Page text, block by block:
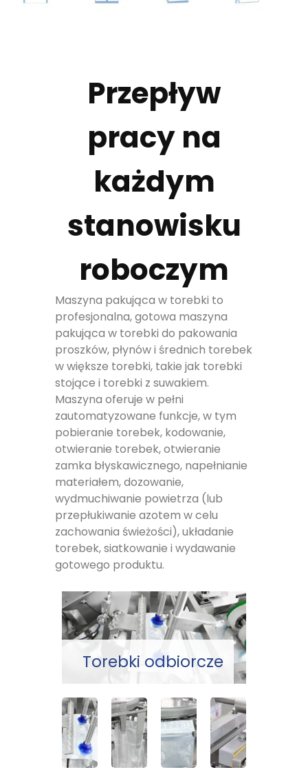
Przepływ
pracy na
każdym
stanowisku
roboczym
Maszyna pakująca w torebki to
profesjonalna, gotowa maszyna
pakująca w torebki do pakowania
proszków, płynów i średnich torebek
w większe torebki, takie jak torebki
stojące i torebki z suwakiem.
Maszyna oferuje w pełni
zautomatyzowane funkcje, w tym
pobieranie torebek, kodowanie,
otwieranie torebek, otwieranie
zamka błyskawicznego, napełnianie
materiałem, dozowanie,
wydmuchiwanie powietrza (lub
przepłukiwanie azotem w celu
zachowania świeżości), układanie
torebek, siatkowanie i wydawanie
gotowego produktu.
Torebki odbiorcze